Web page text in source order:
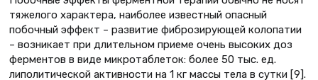
тяжелого характера, наиболее известный опасный
побочный эффект – развитие фиброзирующей колопатии
– возникает при длительном приеме очень высоких доз
ферментов в виде микротаблеток: более 50 тыс. ед.
липолитической активности на 1 кг массы тела в сутки [9].